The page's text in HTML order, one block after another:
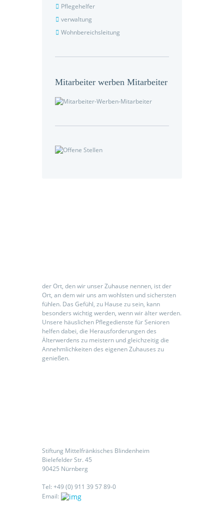
Pflegehelfer
verwaltung
Wohnbereichsleitung
Mitarbeiter werben Mitarbeiter
der Ort, den wir unser Zuhause nennen, ist der
Ort, an dem wir uns am wohlsten und sichersten
fühlen. Das Gefühl, zu Hause zu sein, kann
besonders wichtig werden, wenn wir älter werden.
Unsere häuslichen Pflegedienste für Senioren
helfen dabei, die Herausforderungen des
Älterwerdens zu meistern und gleichzeitig die
Annehmlichkeiten des eigenen Zuhauses zu
genießen.
Stiftung Mittelfränkisches Blindenheim
Bielefelder Str. 45
90425 Nürnberg
Tel: +49 (0) 911 39 57 89-0
Email: